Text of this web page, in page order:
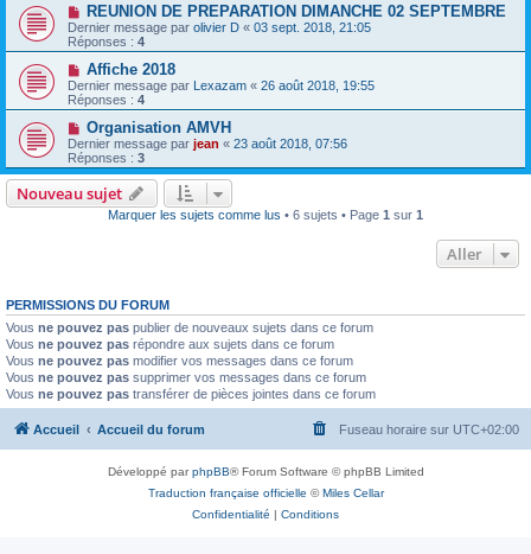
REUNION DE PREPARATION DIMANCHE 02 SEPTEMBRE
Dernier message par olivier D « 03 sept. 2018, 21:05
Réponses : 4
Affiche 2018
Dernier message par Lexazam « 26 août 2018, 19:55
Réponses : 4
Organisation AMVH
Dernier message par jean « 23 août 2018, 07:56
Réponses : 3
Nouveau sujet
Marquer les sujets comme lus • 6 sujets • Page 1 sur 1
Aller
PERMISSIONS DU FORUM
Vous ne pouvez pas publier de nouveaux sujets dans ce forum
Vous ne pouvez pas répondre aux sujets dans ce forum
Vous ne pouvez pas modifier vos messages dans ce forum
Vous ne pouvez pas supprimer vos messages dans ce forum
Vous ne pouvez pas transférer de pièces jointes dans ce forum
Accueil Accueil du forum Fuseau horaire sur UTC+02:00
Développé parphpBB® Forum Software © phpBB Limited
Traduction française officielle ©Miles Cellar
Confidentialité | Conditions